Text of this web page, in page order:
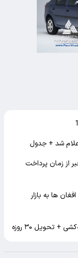
شد + جدول
از زمان پرداخت
ها به بازار
تحویل ۳۰ روزه